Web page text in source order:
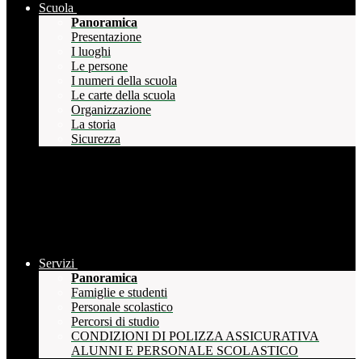
Scuola
Panoramica
Presentazione
I luoghi
Le persone
I numeri della scuola
Le carte della scuola
Organizzazione
La storia
Sicurezza
Servizi
Panoramica
Famiglie e studenti
Personale scolastico
Percorsi di studio
CONDIZIONI DI POLIZZA ASSICURATIVA
ALUNNI E PERSONALE SCOLASTICO